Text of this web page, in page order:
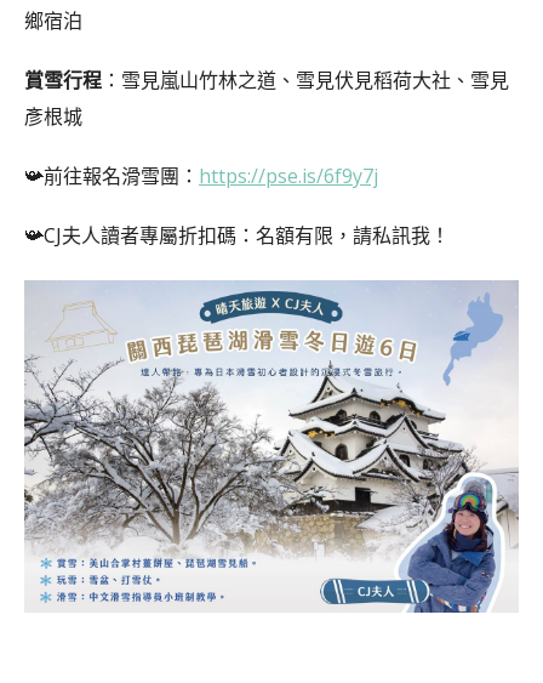
鄉宿泊
賞雪行程 ：雪見嵐山竹林之道、雪見伏見稻荷大社、雪見
彥根城
📯前往報名滑雪團： https://pse.is/6f9y7j
📯CJ夫人讀者專屬折扣碼：名額有限，請私訊我！